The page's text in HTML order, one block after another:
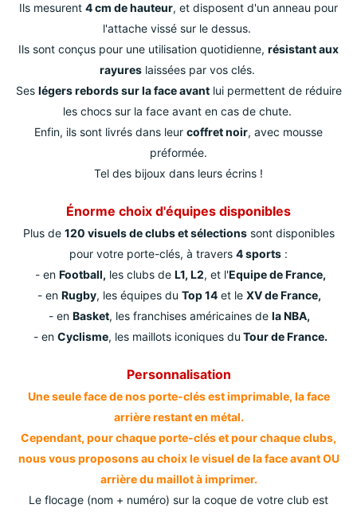
Ils mesurent 4 cm de hauteur, et disposent d'un anneau pour
l'attache vissé sur le dessus.
Ils sont conçus pour une utilisation quotidienne, résistant aux
rayureslaissées par vos clés.
Ses légers rebords sur la face avantlui permettent de réduire
les chocs sur la face avant en cas de chute.
Enfin, ils sont livrés dans leur coffret noir, avec mousse
préformée.
Tel des bijoux dans leurs écrins !
Énorme choix d'équipes disponibles
Plus de 120 visuels de clubs et sélectionssont disponibles
pour votre porte-clés, à travers 4 sports :
- en Football, les clubs de L1, L2, et l'Equipe de France,
- en Rugby, les équipes du Top 14et le XV de France,
- en Basket, les franchises américaines de la NBA,
- en Cyclisme, les maillots iconiques du Tour de France.
Personnalisation
Une seule face de nos porte-clés est imprimable, la face
arrière restant en métal.
Cependant, pour chaque porte-clés et pour chaque clubs,
nous vous proposons au choix le visuel de la face avant OU
arrière du maillot à imprimer.
Le flocage (nom + numéro) sur la coque de votre club est